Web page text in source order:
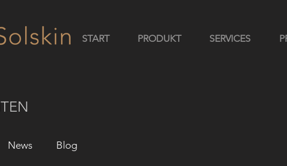
START PRODUKT SERVICES
News Blog